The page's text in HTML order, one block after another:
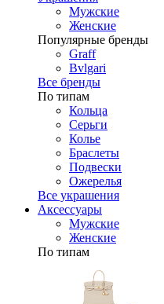
Мужские
Женские
Популярные бренды
Graff
Bvlgari
Все бренды
По типам
Кольца
Серьги
Колье
Браслеты
Подвески
Ожерелья
Все украшения
Аксессуары
Мужские
Женские
По типам